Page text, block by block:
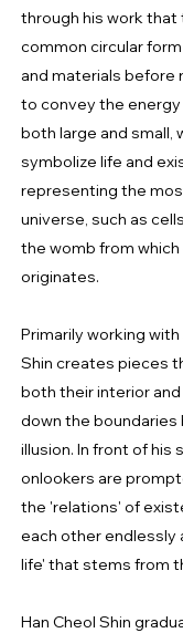
through his work
common circular
and materials before
to convey the energy
both large and small,
symbolize life and
representing the
universe, such as
the womb from
originates.
Primarily working
Shin creates pieces
both their interior
down the
illusion. In front of his
onlookers are
the 'relations' of
each other endlessly
life' that stems from
Han Cheol Shin